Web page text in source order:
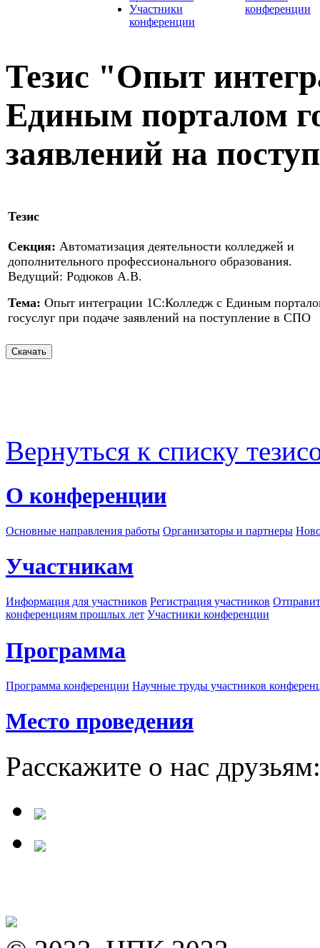
Участники
конференции
конференции
Тезис "Опыт
Единым порталом
заявлений на
Тезис
Секция: Автоматизация деятельности колледжей и
дополнительного профессионального образования.
Ведущий: Родюков А.В.
Тема: Опыт интеграции 1С:Колледж с Единым
госуслуг при подаче заявлений на поступление в СПО
Вернуться к списку
О конференции
Основные направления работы Организаторы и партнеры
Участникам
Информация для участников Регистрация участников
конференциям прошлых лет Участники конференции
Программа
Программа конференции Научные труды участников
Место проведения
Расскажите о нас друзьям: